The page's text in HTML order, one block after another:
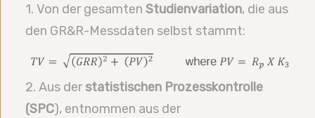
1. Von der gesamten Studienvariation, die aus
den GR&R-Messdaten selbst stammt:
2. Aus der statistischen Prozesskontrolle
(SPC), entnommen aus der